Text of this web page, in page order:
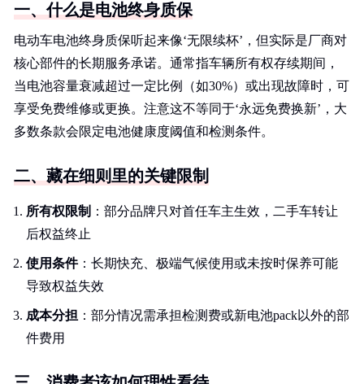
一、什么是电池终身质保
电动车电池终身质保听起来像‘无限续杯’，但实际是厂商对
核心部件的长期服务承诺。通常指车辆所有权存续期间，
当电池容量衰减超过一定比例（如30%）或出现故障时，可
享受免费维修或更换。注意这不等同于‘永远免费换新’，大
多数条款会限定电池健康度阈值和检测条件。
二、藏在细则里的关键限制
所有权限制 ：部分品牌只对首任车主生效，二手车转让
后权益终止
使用条件：长期快充、极端气候使用或未按时保养可能
导致权益失效
成本分担 ：部分情况需承担检测费或新电池pack以外的部
件费用